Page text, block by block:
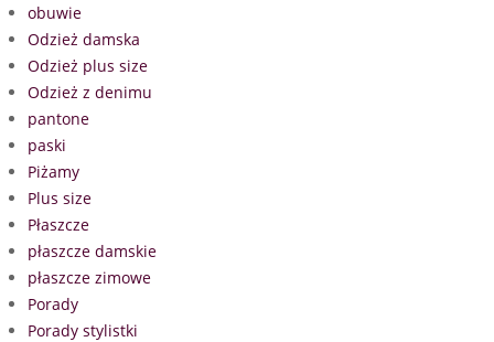
obuwie
Odzież damska
Odzież plus size
Odzież z denimu
pantone
paski
Piżamy
Plus size
Płaszcze
płaszcze damskie
płaszcze zimowe
Porady
Porady stylistki